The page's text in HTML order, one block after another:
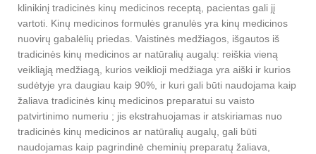
klinikinį tradicinės kinų medicinos receptą, pacientas gali jį
vartoti. Kinų medicinos formulės granulės yra kinų medicinos
nuovirų gabalėlių priedas. Vaistinės medžiagos, išgautos iš
tradicinės kinų medicinos ar natūralių augalų: reiškia vieną
veikliąją medžiagą, kurios veiklioji medžiaga yra aiški ir kurios
sudėtyje yra daugiau kaip 90%, ir kuri gali būti naudojama kaip
žaliava tradicinės kinų medicinos preparatui su vaisto
patvirtinimo numeriu ; jis ekstrahuojamas ir atskiriamas nuo
tradicinės kinų medicinos ar natūralių augalų, gali būti
naudojamas kaip pagrindinė cheminių preparatų žaliava,